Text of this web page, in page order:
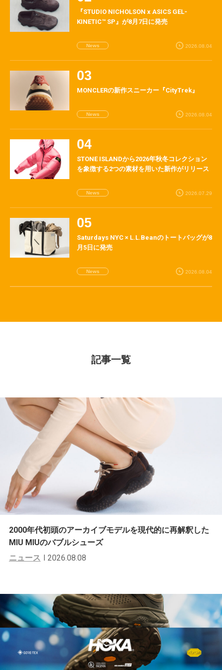
『STUDIO NICHOLSON x ASICS GEL-
KINETIC™ SP』が8月7日に発売
News 2026.08.04
MONCLERの新作スニーカー『CityTrek』
News 2026.08.04
STONE ISLANDから2026年秋冬コレクション
を象徴する2つの素材を用いた新作がリリース
News 2026.07.29
Saturdays NYC × L.L.Beanのトートバッグが8
月5日に発売
News 2026.08.04
記事一覧
2000年代初頭のアーカイブモデルを現代的に再解釈した
MIU MIUのバブルシューズ
ニュース
2026.08.08